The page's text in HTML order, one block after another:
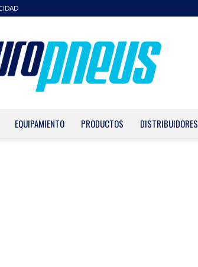
EQUIPAMIENTO PRODUCTOS DISTRIBUIDORES